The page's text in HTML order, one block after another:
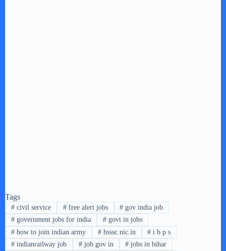
Tags
#civil service #free alert jobs # gov india job
#government jobs for india #govt in jobs
#how to join indian army #hsssc nic.in # i b p s
#indianrailway job #job gov in # jobs in bihar